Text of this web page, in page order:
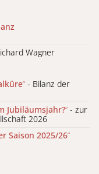
Wagner
“ - Bilanz der
Jubiläumsjahr?“ - zur
2026
Saison 2025/26“